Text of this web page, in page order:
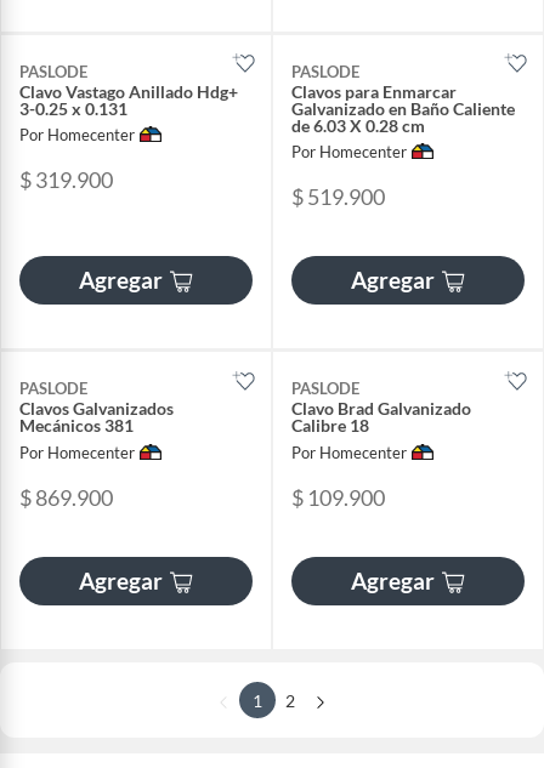
PASLODE
Clavo Vastago Anillado Hdg+
3-0.25 x 0.131
Por Homecenter
$ 319.900
Agregar
PASLODE
Clavos para Enmarcar
Galvanizado en Baño Caliente
de 6.03 X 0.28 cm
Por Homecenter
$ 519.900
Agregar
PASLODE
Clavos Galvanizados
Mecánicos 381
Por Homecenter
$ 869.900
Agregar
PASLODE
Clavo Brad Galvanizado
Calibre 18
Por Homecenter
$ 109.900
Agregar
1 2